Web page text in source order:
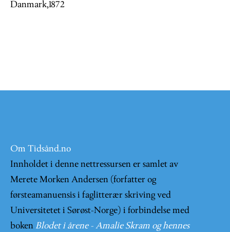
Danmark,1872
Om Tidsånd.no
Innholdet i denne nettressursen er samlet av
Merete Morken Andersen (forfatter og
førsteamanuensis i faglitterær skriving ved
Universitetet i Sørøst-Norge) i forbindelse med
boken Blodet i årene - Amalie Skram og hennes